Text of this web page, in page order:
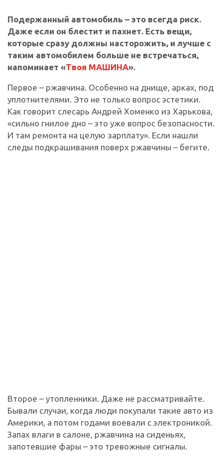
Подержанный автомобиль – это всегда риск.
Даже если он блестит и пахнет. Есть вещи,
которые сразу должны насторожить, и лучше с
таким автомобилем больше не встречаться,
напоминает «Твоя МАШИНА».
Первое – ржавчина. Особенно на днище, арках, под
уплотнителями. Это не только вопрос эстетики.
Как говорит слесарь Андрей Хоменко из Харькова,
«сильно гнилое дно – это уже вопрос безопасности.
И там ремонта на целую зарплату». Если нашли
следы подкрашивания поверх ржавчины – бегите.
Второе – утопленники. Даже не рассматривайте.
Бывали случаи, когда люди покупали такие авто из
Америки, а потом годами воевали с электроникой.
Запах влаги в салоне, ржавчина на сиденьях,
запотевшие фары – это тревожные сигналы.